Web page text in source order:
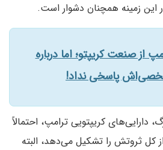
این زمینه همچنان دشوار است.
از صنعت کریپتو؛ اما درباره
پاسخی نداد!
دارایی‌های کریپتویی ترامپ، احتمالاً
دلار از کل ثروتش را تشکیل می‌دهد، البته